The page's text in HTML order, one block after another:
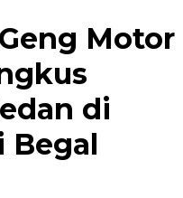
Motor
di
Begal